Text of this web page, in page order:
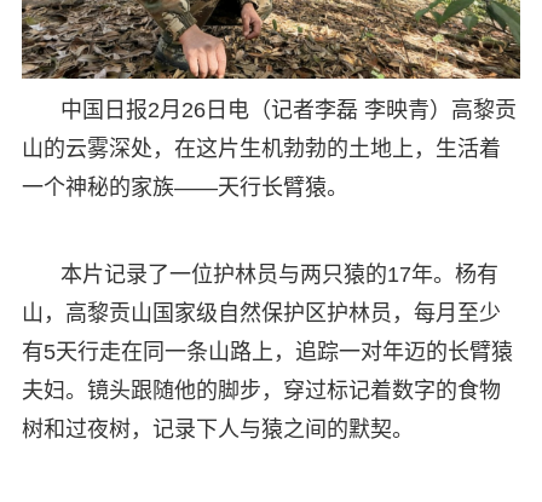
中国日报2月26日电（记者李磊 李映青）高黎贡
山的云雾深处，在这片生机勃勃的土地上，生活着
一个神秘的家族——天行长臂猿。
本片记录了一位护林员与两只猿的17年。杨有
山，高黎贡山国家级自然保护区护林员，每月至少
有5天行走在同一条山路上，追踪一对年迈的长臂猿
夫妇。镜头跟随他的脚步，穿过标记着数字的食物
树和过夜树，记录下人与猿之间的默契。